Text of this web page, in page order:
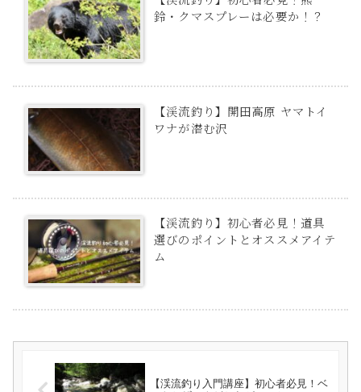
鈴・クマスプレーは必要か！？
【渓流釣り】開田高原 ヤマトイ
ワナが潜む沢
【渓流釣り】初心者必見！道具
選びのポイントとオススメアイテ
ム
【渓流釣り入門講座】初心者必見！ベ